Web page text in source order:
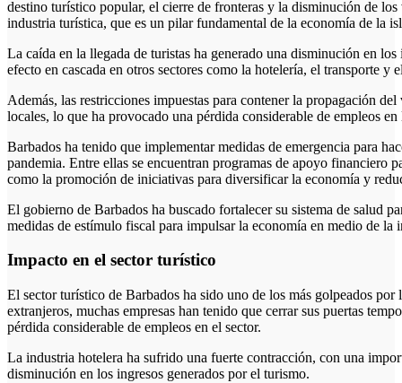
destino turístico popular, el cierre de fronteras y la disminución de
industria turística, que es un pilar fundamental de la economía de la
La caída en la llegada de turistas ha generado una disminución en
efecto en cascada en otros sectores como la hotelería, el transporte y
Además, las restricciones impuestas para contener la propagación
locales, lo que ha provocado una pérdida considerable de empleos en
Barbados ha tenido que implementar medidas de emergencia para
pandemia. Entre ellas se encuentran programas de apoyo financiero
como la promoción de iniciativas para diversificar la economía y
El gobierno de Barbados ha buscado fortalecer su sistema de salud
medidas de estímulo fiscal para impulsar la economía en medio de la
Impacto en el sector turístico
El sector turístico de Barbados ha sido uno de los más golpeados
extranjeros, muchas empresas han tenido que cerrar sus puertas
pérdida considerable de empleos en el sector.
La industria hotelera ha sufrido una fuerte contracción, con una
disminución en los ingresos generados por el turismo.